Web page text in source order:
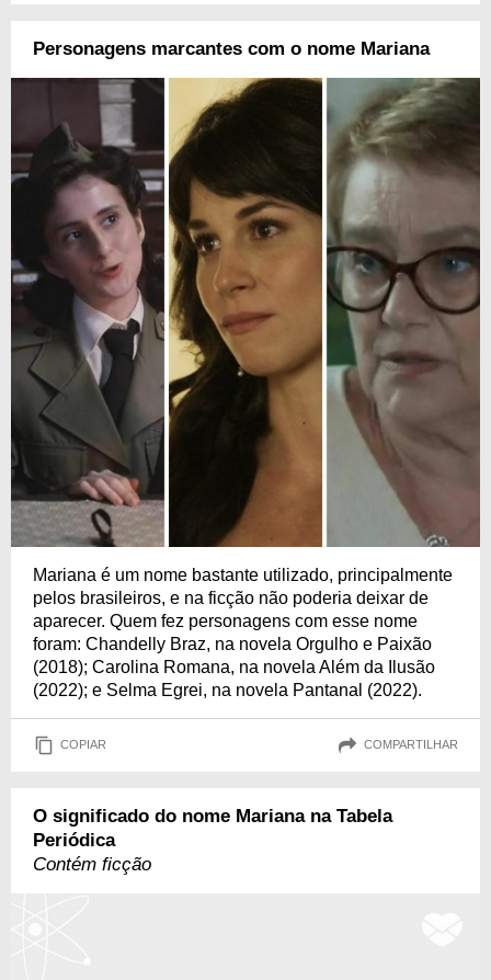
Personagens marcantes com o nome Mariana
Mariana é um nome bastante utilizado, principalmente
pelos brasileiros, e na ficção não poderia deixar de
aparecer. Quem fez personagens com esse nome
foram: Chandelly Braz, na novela Orgulho e Paixão
(2018); Carolina Romana, na novela Além da Ilusão
(2022); e Selma Egrei, na novela Pantanal (2022).
COPIAR COMPARTILHAR
O significado do nome Mariana na Tabela
Periódica
Contém ficção